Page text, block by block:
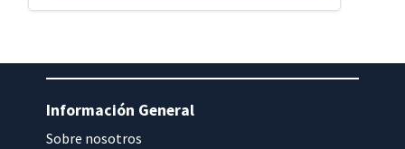
Información General
Sobre nosotros